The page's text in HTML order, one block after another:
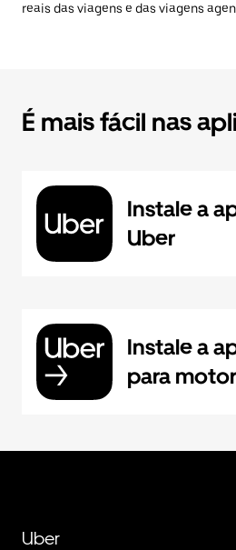
reais das viagens e das viagens
É mais fácil nas
Instale a
Uber
Instale a
para
Uber